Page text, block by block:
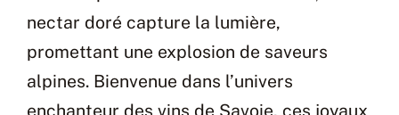
nectar doré capture la lumière,
promettant une explosion de saveurs
alpines. Bienvenue dans l’univers
enchanteur des vins de Savoie, ces joyaux